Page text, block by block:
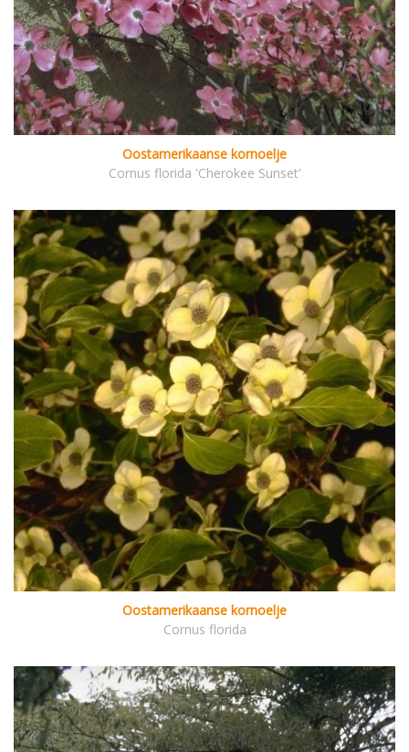
Oostamerikaanse kornoelje
Cornus florida 'Cherokee Sunset'
Oostamerikaanse kornoelje
Cornus florida